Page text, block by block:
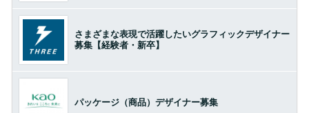
さまざまな表現で活躍したいグラフィックデザイナー
募集【経験者・新卒】
パッケージ（商品）デザイナー募集